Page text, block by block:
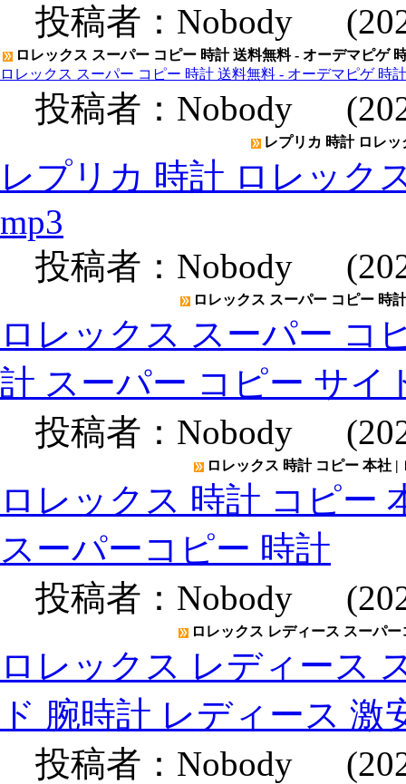
投稿者： Nobody
ロレックス スーパー コピー 時計 送料無料 - オーデマピゲ
ロレックス スーパー コピー 時計 送料無料 - オーデマピゲ 時
投稿者： Nobody
レプリカ 時計 ロレ
レプリカ 時計 ロレック
mp3
投稿者： Nobody
ロレックス スーパー コピー 時
ロレックス スーパー コ
計 スーパー コピー サイ
投稿者： Nobody
ロレックス 時計 コピー 本社
ロレックス 時計 コピー
スーパーコピー 時計
投稿者： Nobody
ロレックス レディース スーパ
ロレックス レディース
ド 腕時計 レディース 激
投稿者： Nobody